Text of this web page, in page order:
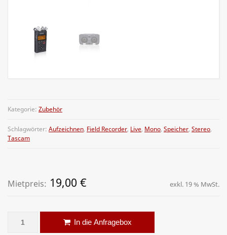
Kategorie: Zubehör
Schlagwörter: Aufzeichnen, Field Recorder, Live, Mono, Speicher, Stereo,
Tascam
Mietpreis: 19,00 € exkl. 19 % MwSt.
Recorder - Tascam DR-40V2 Digitalrecorder Menge
In die Anfragebox